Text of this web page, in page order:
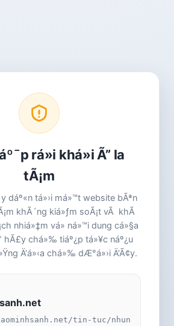
rá»i khá»i Ã” la
tÃ¡m
y dáº«n tá»›i má»™t website bÃªn
khÃ´ng kiá»ƒm soÃ¡t vÃ khÃ
nhiá»‡m vá» ná»™i dung cá»§a
hÃ£y chá»‰ tiáº¿p tá»¥c náº¿u
Ä‘á»‹a chá»‰ dÆ°á»›i Ä‘Ã¢y.
tin-tuc/nhun